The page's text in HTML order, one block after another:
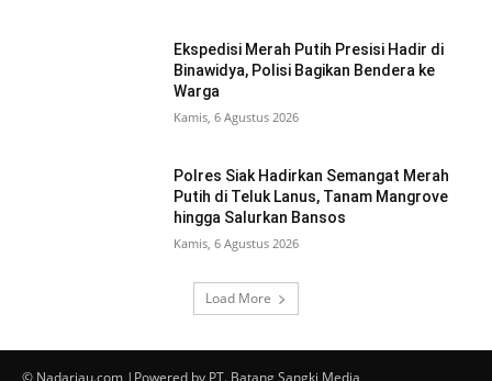
Ekspedisi Merah Putih Presisi Hadir di
Binawidya, Polisi Bagikan Bendera ke
Warga
Kamis, 6 Agustus 2026
Polres Siak Hadirkan Semangat Merah
Putih di Teluk Lanus, Tanam Mangrove
hingga Salurkan Bansos
Kamis, 6 Agustus 2026
Load More